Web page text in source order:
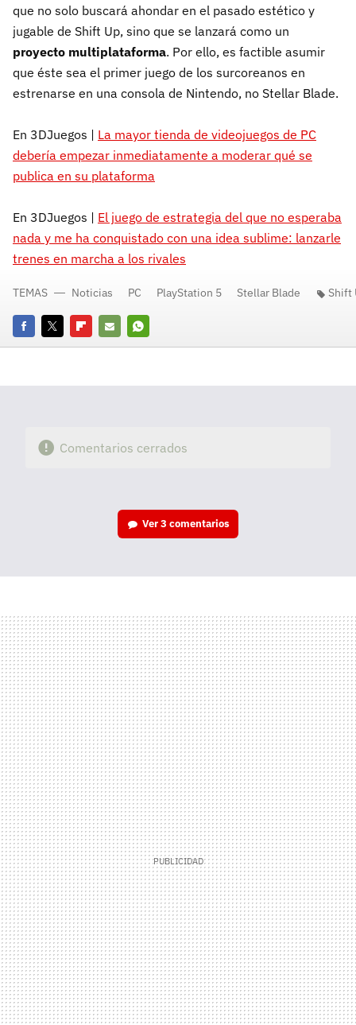
que no solo buscará ahondar en el pasado estético y
jugable de Shift Up, sino que se lanzará como un
proyecto multiplataforma. Por ello, es factible asumir
que éste sea el primer juego de los surcoreanos en
estrenarse en una consola de Nintendo, no Stellar Blade.
En 3DJuegos | La mayor tienda de videojuegos de PC
debería empezar inmediatamente a moderar qué se
publica en su plataforma
En 3DJuegos | El juego de estrategia del que no esperaba
nada y me ha conquistado con una idea sublime: lanzarle
trenes en marcha a los rivales
FacebookTwitterFlipboard
E-
Whatsapp
TEMAS Noticias PC PlayStation 5 Stellar Blade Shift
Comentarios cerrados
Ver3 comentarios